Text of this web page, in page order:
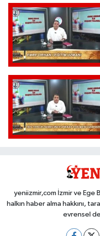
yeniizmir,com İzmir ve Ege
halkın haber alma hakkını,
evrensel